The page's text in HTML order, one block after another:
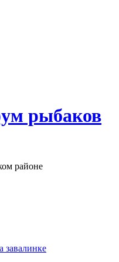
рыбаков
районе
завалинке